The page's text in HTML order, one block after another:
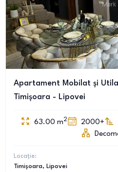
Apartament Mobilat și
Timișoara - Lipovei
63.00 m2 2000+
Locație:
Timișoara, Lipovei